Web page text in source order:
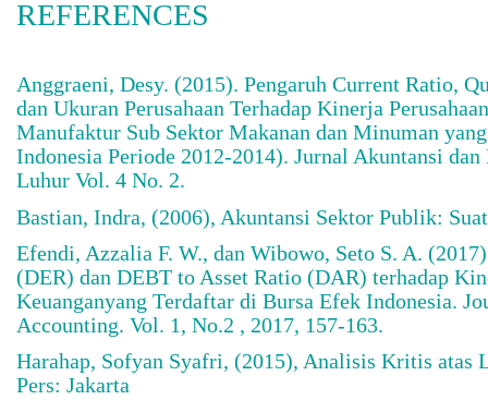
REFERENCES
Anggraeni, Desy. (2015). Pengaruh Current Ratio,
dan Ukuran Perusahaan Terhadap Kinerja
Manufaktur Sub Sektor Makanan dan Minuman
Indonesia Periode 2012-2014). Jurnal Akuntansi
Luhur Vol. 4 No. 2.
Bastian, Indra, (2006), Akuntansi Sektor Publik:
Efendi, Azzalia F. W., dan Wibowo, Seto S. A.
(DER) dan DEBT to Asset Ratio (DAR) terhadap
Keuanganyang Terdaftar di Bursa Efek Indonesia.
Accounting. Vol. 1, No.2 , 2017, 157-163.
Harahap, Sofyan Syafri, (2015), Analisis Kritis atas
Pers: Jakarta